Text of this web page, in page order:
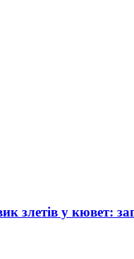
злетів у кювет: